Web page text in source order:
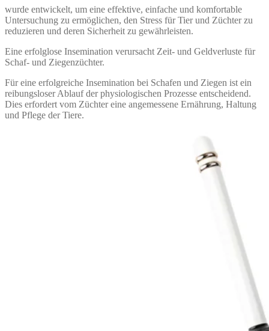
wurde entwickelt, um eine effektive, einfache und komfortable
Untersuchung zu ermöglichen, den Stress für Tier und Züchter zu
reduzieren und deren Sicherheit zu gewährleisten.
Eine erfolglose Insemination verursacht Zeit- und Geldverluste für
Schaf- und Ziegenzüchter.
Für eine erfolgreiche Insemination bei Schafen und Ziegen ist ein
reibungsloser Ablauf der physiologischen Prozesse entscheidend.
Dies erfordert vom Züchter eine angemessene Ernährung, Haltung
und Pflege der Tiere.